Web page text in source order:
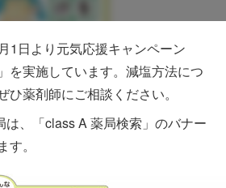
1日より元気応援キャンペーン
を実施しています。減塩方法につ
ひ薬剤師にご相談ください。
は、「class A 薬局検索」のバナー
。